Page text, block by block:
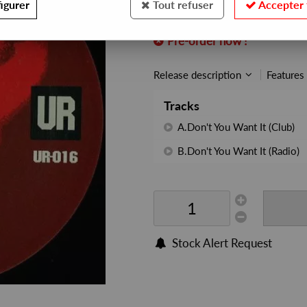
Pre-order now !
Release description Features
Tracks
A.Don't You Want It (Club)
B.Don't You Want It (Radio)
Stock Alert Request
Tout refuser Accepter